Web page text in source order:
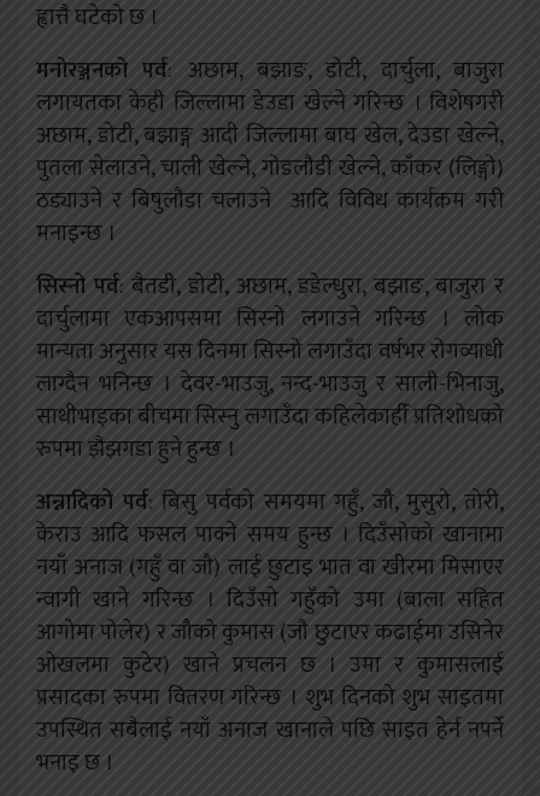
ह्वात्तै घटेको छ ।
मनोरञ्जनको पर्व: अछाम, बझाङ, डोटी, दार्चुला, बाजुरा
लगायतका केही जिल्लामा डेउडा खेल्ने गरिन्छ । विशेषगरी
अछाम, डोटी, बझाङ्ग आदी जिल्लामा बाघ खेल, देउडा खेल्ने,
पुतला सेलाउने, चाली खेल्ने, गोडलौडी खेल्ने, काँकर (लिङ्गो)
ठड्याउने र बिषुलौडा चलाउने आदि विविध कार्यक्रम गरी
मनाइन्छ ।
सिस्नो पर्व: बैतडी, डोटी, अछाम, डडेल्धुरा, बझाङ, बाजुरा र
दार्चुलामा एकआपसमा सिस्नो लगाउने गरिन्छ । लोक
मान्यता अनुसार यस दिनमा सिस्नो लगाउँदा वर्षभर रोगव्याधी
लाग्दैन भनिन्छ । देवर-भाउजु, नन्द-भाउजु र साली-भिनाजु,
साथीभाइका बीचमा सिस्नु लगाउँदा कहिलेकाहीँ प्रतिशोधको
रुपमा झैझगडा हुने हुन्छ ।
अन्नादिको पर्व: बिसु पर्वको समयमा गहुँ, जौ, मुसुरो, तोरी,
केराउ आदि फसल पाक्ने समय हुन्छ । दिउँसोको खानामा
नयाँ अनाज (गहुँ वा जौ) लाई छुटाइ भात वा खीरमा मिसाएर
न्वागी खाने गरिन्छ । दिउँसो गहुँको उमा (बाला सहित
आगोमा पोलेर) र जौको कुमास (जौ छुटाएर कढाईमा उसिनेर
ओखलमा कुटेर) खाने प्रचलन छ । उमा र कुमासलाई
प्रसादका रुपमा वितरण गरिन्छ । शुभ दिनको शुभ साइतमा
उपस्थित सबैलाई नयाँ अनाज खानाले पछि साइत हेर्न नपर्ने
भनाइ छ ।